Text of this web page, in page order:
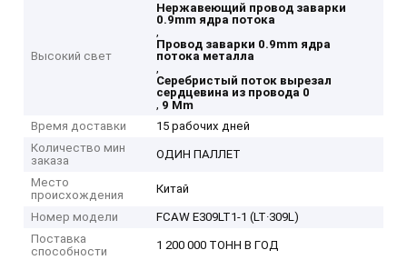
Высокий свет
Нержавеющий провод заварки
0.9mm ядра потока
,
Провод заварки 0.9mm ядра
потока металла
,
Серебристый поток вырезал
сердцевина из провода 0
, 9 Mm
Время доставки
15 рабочих дней
Количество мин
заказа
ОДИН ПАЛЛЕТ
Место
происхождения
Китай
Номер модели
FCAW E309LT1-1 (LT·309L)
Поставка
способности
1 200 000 ТОНН В ГОД